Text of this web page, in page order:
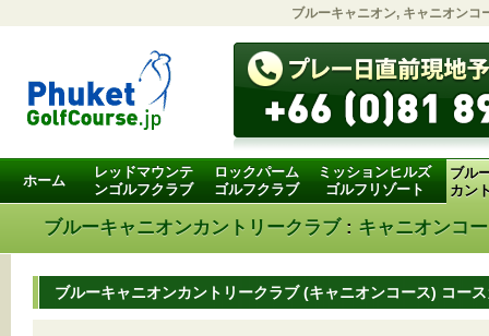
ブルーキャニオン, キャニオン
ホーム
レッドマウンテ
ンゴルフクラブ
ロックパーム
ゴルフクラブ
ミッションヒルズ
ゴルフリゾート
ブル
カン
ブルーキャニオンカントリークラブ: キャニオンコ
ブルーキャニオンカントリークラブ (キャニオンコース) コー